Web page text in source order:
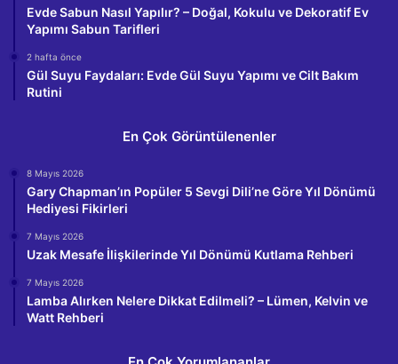
Evde Sabun Nasıl Yapılır? – Doğal, Kokulu ve Dekoratif Ev
Yapımı Sabun Tarifleri
2 hafta önce
Gül Suyu Faydaları: Evde Gül Suyu Yapımı ve Cilt Bakım
Rutini
En Çok Görüntülenenler
8 Mayıs 2026
Gary Chapman’ın Popüler 5 Sevgi Dili’ne Göre Yıl Dönümü
Hediyesi Fikirleri
7 Mayıs 2026
Uzak Mesafe İlişkilerinde Yıl Dönümü Kutlama Rehberi
7 Mayıs 2026
Lamba Alırken Nelere Dikkat Edilmeli? – Lümen, Kelvin ve
Watt Rehberi